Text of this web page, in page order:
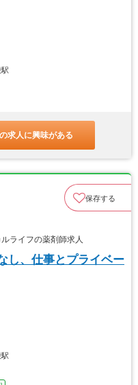
求人に興味がある
保存する
ライフの薬剤師求人
し、仕事とプライベー